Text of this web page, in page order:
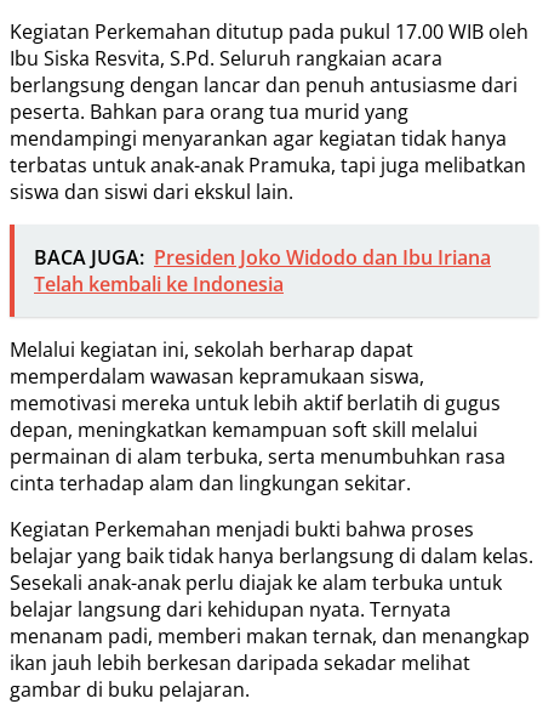
Kegiatan Perkemahan ditutup pada pukul 17.00 WIB oleh
Ibu Siska Resvita, S.Pd. Seluruh rangkaian acara
berlangsung dengan lancar dan penuh antusiasme dari
peserta. Bahkan para orang tua murid yang
mendampingi menyarankan agar kegiatan tidak hanya
terbatas untuk anak-anak Pramuka, tapi juga melibatkan
siswa dan siswi dari ekskul lain.
BACA JUGA: Presiden Joko Widodo dan Ibu Iriana
Telah kembali ke Indonesia
Melalui kegiatan ini, sekolah berharap dapat
memperdalam wawasan kepramukaan siswa,
memotivasi mereka untuk lebih aktif berlatih di gugus
depan, meningkatkan kemampuan soft skill melalui
permainan di alam terbuka, serta menumbuhkan rasa
cinta terhadap alam dan lingkungan sekitar.
Kegiatan Perkemahan menjadi bukti bahwa proses
belajar yang baik tidak hanya berlangsung di dalam kelas.
Sesekali anak-anak perlu diajak ke alam terbuka untuk
belajar langsung dari kehidupan nyata. Ternyata
menanam padi, memberi makan ternak, dan menangkap
ikan jauh lebih berkesan daripada sekadar melihat
gambar di buku pelajaran.